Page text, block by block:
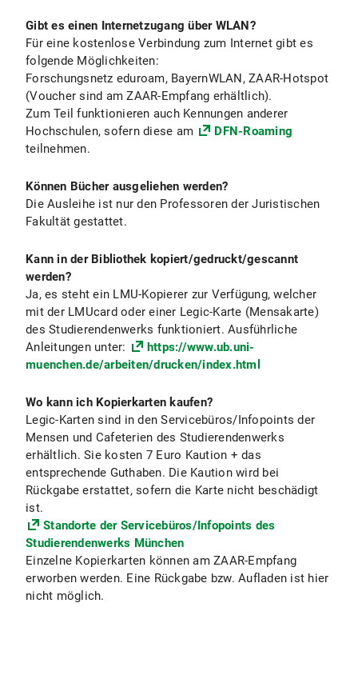
Gibt es einen Internetzugang über WLAN?
Für eine kostenlose Verbindung zum Internet gibt es
folgende Möglichkeiten:
Forschungsnetz eduroam, BayernWLAN, ZAAR-Hotspot
(Voucher sind am ZAAR-Empfang erhältlich).
Zum Teil funktionieren auch Kennungen anderer
Hochschulen, sofern diese am
DFN-Roaming
teilnehmen.
Können Bücher ausgeliehen werden?
Die Ausleihe ist nur den Professoren der Juristischen
Fakultät gestattet.
Kann in der Bibliothek kopiert/gedruckt/gescannt
werden?
Ja, es steht ein LMU-Kopierer zur Verfügung, welcher
mit der LMUcard oder einer Legic-Karte (Mensakarte)
des Studierendenwerks funktioniert. Ausführliche
Anleitungen unter:
https://www.ub.uni-
muenchen.de/arbeiten/drucken/index.html
Wo kann ich Kopierkarten kaufen?
Legic-Karten sind in den Servicebüros/Infopoints der
Mensen und Cafeterien des Studierendenwerks
erhältlich. Sie kosten 7 Euro Kaution + das
entsprechende Guthaben. Die Kaution wird bei
Rückgabe erstattet, sofern die Karte nicht beschädigt
ist.
Standorte der Servicebüros/Infopoints des
Studierendenwerks München
Einzelne Kopierkarten können am ZAAR-Empfang
erworben werden. Eine Rückgabe bzw. Aufladen ist hier
nicht möglich.